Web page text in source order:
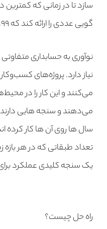
سازد تا در زمانی که کمترین
گویی عددی را ارائه کند که ۹۹.۹۹٪ نادرست است.
نوآوری به حسابداری
نیاز دارد. پروژه‌های کسب‌وکار
می‌کنند و این کار را در
می‌دهند و سنجه هایی دارند
سال ها روی آن ها کار کرده
تعداد طبقاتی که در هر
یک سنجه کلیدی عملکرد
راه حل چیست؟